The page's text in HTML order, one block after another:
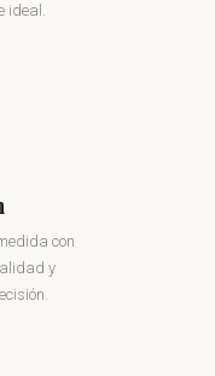
ideal.
con
y